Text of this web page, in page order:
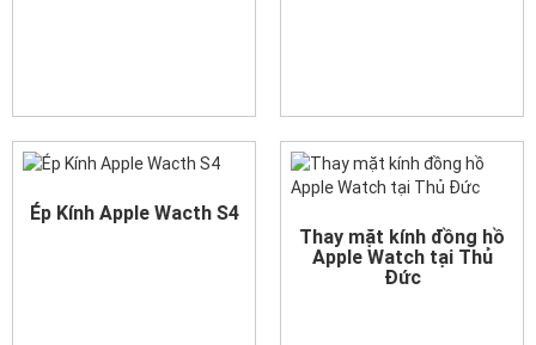
Ép Kính Apple Wacth S4
Thay mặt kính đồng hồ
Apple Watch tại Thủ
Đức